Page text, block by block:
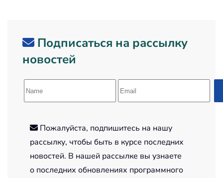
Подписаться на рассылку
новостей
Пожалуйста, подпишитесь на нашу
рассылку, чтобы быть в курсе последних
новостей. В нашей рассылке вы узнаете
о последних обновлениях программного